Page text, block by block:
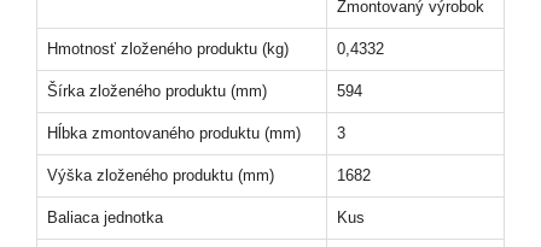
Zmontovaný výrobok
Hmotnosť zloženého produktu (kg) 0,4332
Šírka zloženého produktu (mm) 594
Hĺbka zmontovaného produktu (mm) 3
Výška zloženého produktu (mm) 1682
Baliaca jednotka Kus